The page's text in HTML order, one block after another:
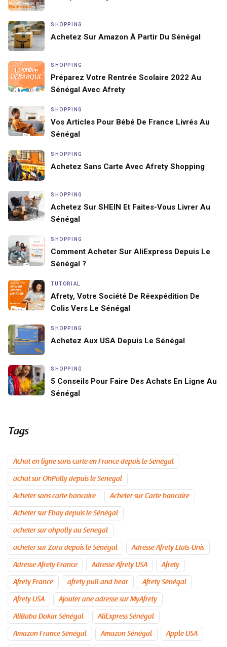
SHOPPING
Achetez Sur Amazon À Partir Du Sénégal
SHOPPING
Préparez Votre Rentrée Scolaire 2022 Au
Sénégal Avec Afrety
SHOPPING
Vos Articles Pour Bébé De France Livrés Au
Sénégal
SHOPPING
Achetez Sans Carte Avec Afrety Shopping
SHOPPING
Achetez Sur SHEIN Et Faites-Vous Livrer Au
Sénégal
SHOPPING
Comment Acheter Sur AliExpress Depuis Le
Sénégal ?
TUTORIAL
Afrety, Votre Société De Réexpédition De
Colis Vers Le Sénégal
SHOPPING
Achetez Aux USA Depuis Le Sénégal
SHOPPING
5 Conseils Pour Faire Des Achats En Ligne Au
Sénégal
Tags
Achat en ligne sans carte en France depuis le Sénégal
achat sur OhPolly depuis le Senegal
Acheter sans carte bancaire Acheter sur Carte bancaire
Acheter sur Ebay depuis le Sénégal
acheter sur ohpolly au Senegal
acheter sur Zara depuis le Sénégal Adresse Afrety Etats-Unis
Adresse Afrety France Adresse Afrety USA Afrety
Afrety France afrety pull and bear Afrety Sénégal
Afrety USA Ajouter une adresse sur MyAfrety
AliBaba Dakar Sénégal AliExpress Sénégal
Amazon France Sénégal Amazon Sénégal Apple USA